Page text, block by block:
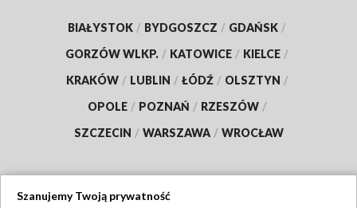
BIAŁYSTOK / BYDGOSZCZ / GDAŃSK /
GORZÓW WLKP. / KATOWICE / KIELCE /
KRAKÓW / LUBLIN / ŁÓDŹ / OLSZTYN /
OPOLE / POZNAŃ / RZESZÓW /
SZCZECIN / WARSZAWA / WROCŁAW
Szanujemy Twoją prywatność